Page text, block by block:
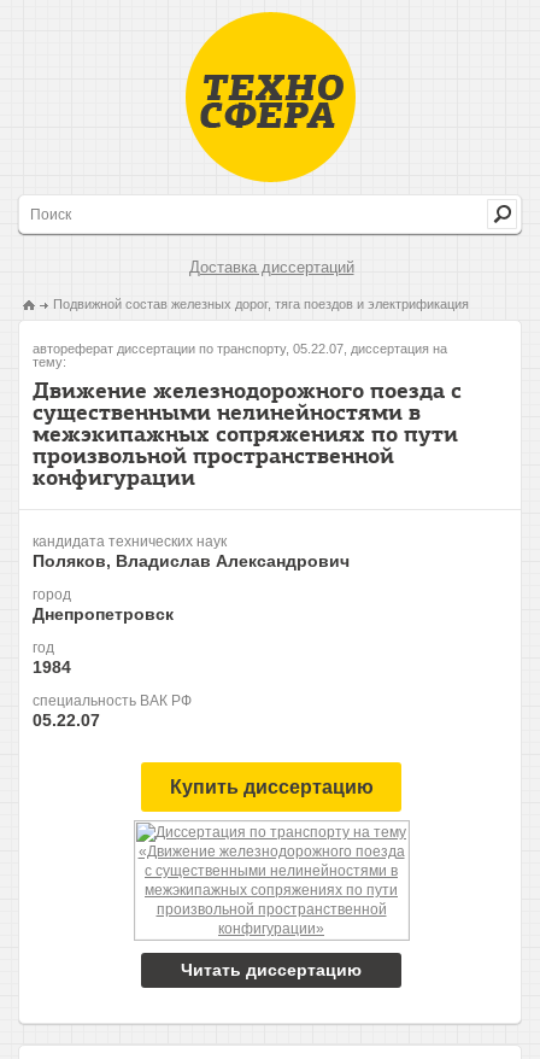
Доставка диссертаций
Подвижной состав железных дорог, тяга поездов и электрификация
автореферат диссертации по транспорту, 05.22.07, диссертация на
тему:
Движение железнодорожного поезда с
существенными нелинейностями в
межэкипажных сопряжениях по пути
произвольной пространственной
конфигурации
кандидата технических наук
Поляков, Владислав Александрович
город
Днепропетровск
год
1984
специальность ВАК РФ
05.22.07
Купить диссертацию
Читать диссертацию